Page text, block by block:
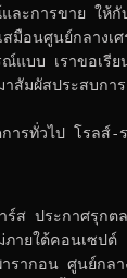
ละการขาย ให้
มือนศูนย์กลางเศ
ณ์แบบ เราขอเรี
าสัมผัสประสบก
รทั่วไป โรลส์-
ส ประกาศรุกต
ภายใต้คอนเซป
รากอน ศูนย์กล